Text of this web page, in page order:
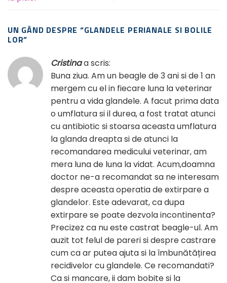
UN GÂND DESPRE “GLANDELE PERIANALE SI BOLILE
LOR”
Cristinaa scris:
Buna ziua. Am un beagle de 3 ani si de 1 an
mergem cu el in fiecare luna la veterinar
pentru a vida glandele. A facut prima data
o umflatura si il durea, a fost tratat atunci
cu antibiotic si stoarsa aceasta umflatura
la glanda dreapta si de atunci la
recomandarea medicului veterinar, am
mera luna de luna la vidat. Acum,doamna
doctor ne-a recomandat sa ne interesam
despre aceasta operatia de extirpare a
glandelor. Este adevarat, ca dupa
extirpare se poate dezvola incontinenta?
Precizez ca nu este castrat beagle-ul. Am
auzit tot felul de pareri si despre castrare
cum ca ar putea ajuta si la îmbunătățirea
recidivelor cu glandele. Ce recomandati?
Ca si mancare, ii dam bobite si la